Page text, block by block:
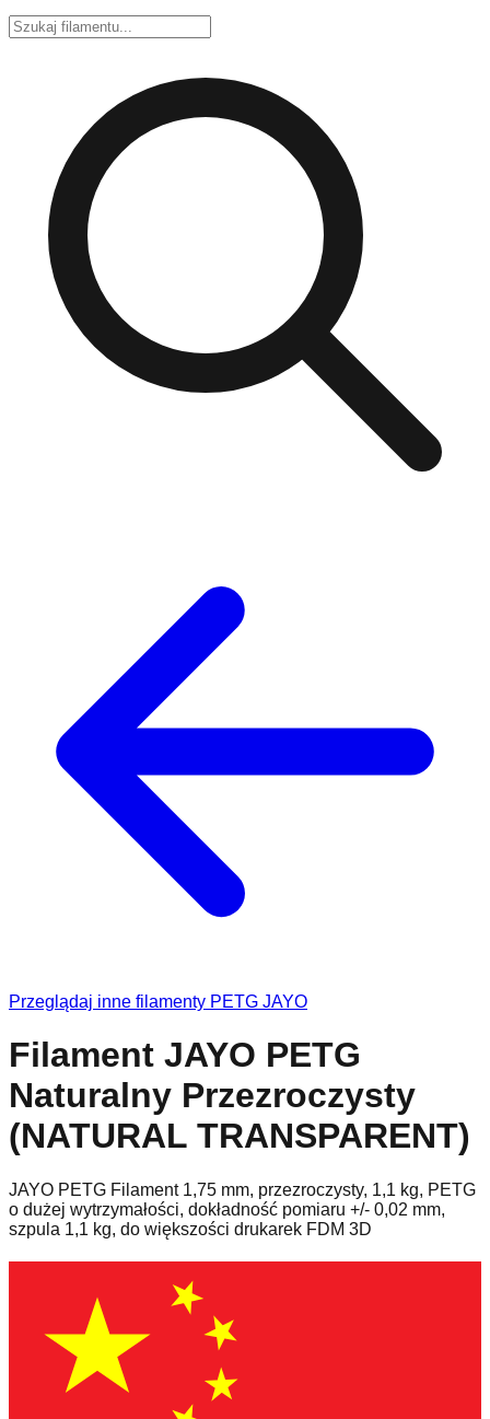
Przeglądaj inne filamenty PETG JAYO
Filament JAYO PETG
Naturalny Przezroczysty
(NATURAL TRANSPARENT)
JAYO PETG Filament 1,75 mm, przezroczysty, 1,1 kg, PETG
o dużej wytrzymałości, dokładność pomiaru +/- 0,02 mm,
szpula 1,1 kg, do większości drukarek FDM 3D